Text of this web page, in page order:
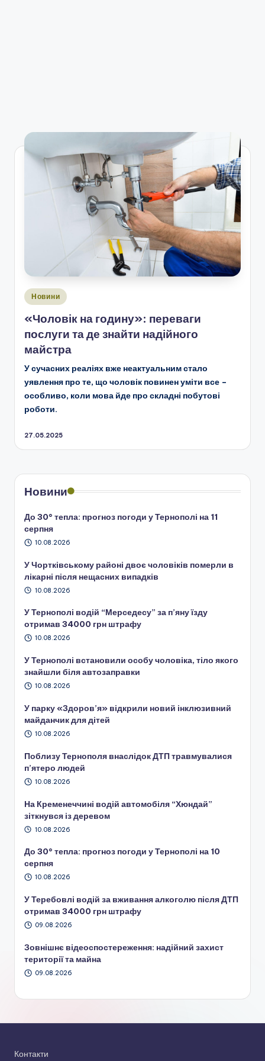
Опубліковано
Новини
«Чоловік на годину»: переваги
послуги та де знайти надійного
майстра
У сучасних реаліях вже неактуальним стало
уявлення про те, що чоловік повинен уміти все –
особливо, коли мова йде про складні побутові
роботи.
27.05.2025
Новини
До 30° тепла: прогноз погоди у Тернополі на 11
серпня
10.08.2026
У Чортківському районі двоє чоловіків померли в
лікарні після нещасних випадків
10.08.2026
У Тернополі водій “Мерседесу” за п’яну їзду
отримав 34000 грн штрафу
10.08.2026
У Тернополі встановили особу чоловіка, тіло якого
знайшли біля автозаправки
10.08.2026
У парку «Здоров’я» відкрили новий інклюзивний
майданчик для дітей
10.08.2026
Поблизу Тернополя внаслідок ДТП травмувалися
п’ятеро людей
10.08.2026
На Кременеччині водій автомобіля “Хюндай”
зіткнувся із деревом
10.08.2026
До 30° тепла: прогноз погоди у Тернополі на 10
серпня
10.08.2026
У Теребовлі водій за вживання алкоголю після ДТП
отримав 34000 грн штрафу
09.08.2026
Зовнішнє відеоспостереження: надійний захист
території та майна
09.08.2026
Контакти